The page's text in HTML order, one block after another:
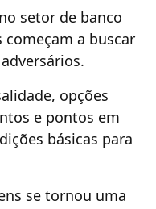
no setor de banco
a buscar
opções
e pontos em
básicas para
se tornou uma